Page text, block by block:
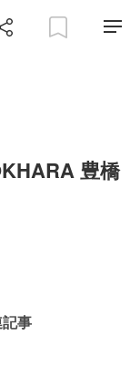
豊橋
事